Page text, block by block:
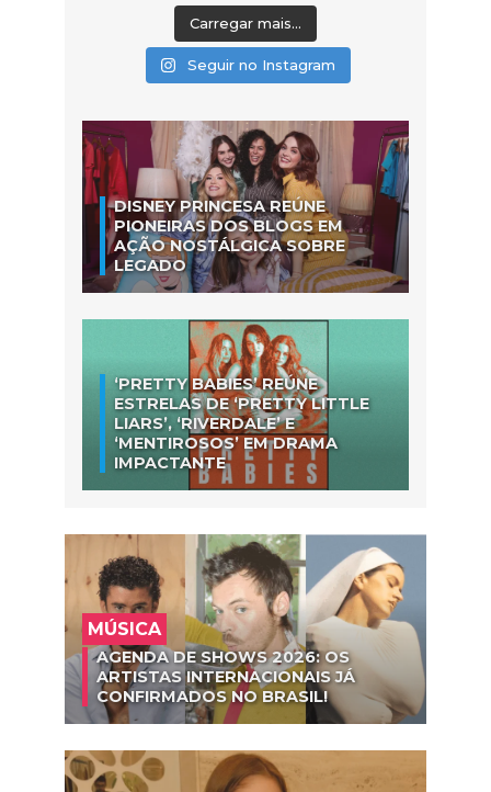
Carregar mais...
Seguir no Instagram
DISNEY PRINCESA REÚNE
PIONEIRAS DOS BLOGS EM
AÇÃO NOSTÁLGICA SOBRE
LEGADO
‘PRETTY BABIES’ REÚNE
ESTRELAS DE ‘PRETTY LITTLE
LIARS’, ‘RIVERDALE’ E
‘MENTIROSOS’ EM DRAMA
IMPACTANTE
MÚSICA
AGENDA DE SHOWS 2026: OS
ARTISTAS INTERNACIONAIS JÁ
CONFIRMADOS NO BRASIL!